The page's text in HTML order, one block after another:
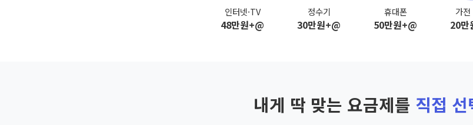
인터넷·TV
48만원+@
정수기
30만원+@
휴대폰
50만원+@
가
20만
내게 딱 맞는 요금제를 직접